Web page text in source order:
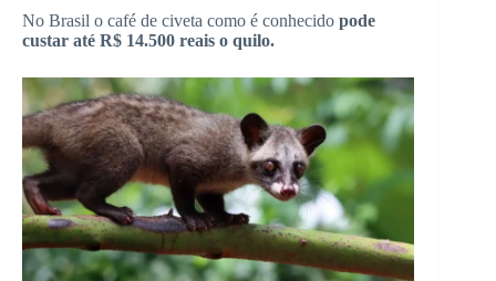
No Brasil o café de civeta como é conhecido pode
custar até R$ 14.500 reais o quilo.